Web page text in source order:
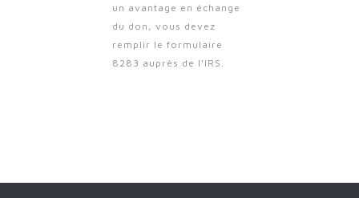
un avantage en échange
du don, vous devez
remplir le formulaire
8283 auprès de l’IRS.